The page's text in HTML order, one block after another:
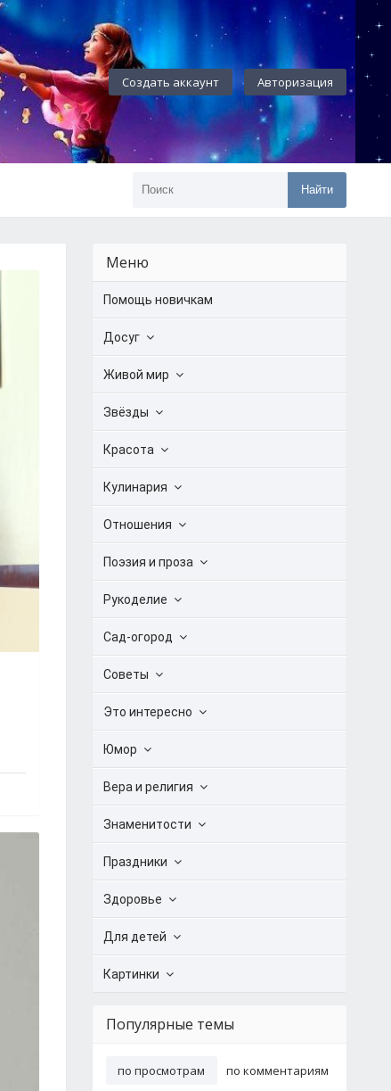
Создать аккаунт Авторизация
Найти
Меню
Помощь новичкам
Досуг
Живой мир
Звёзды
Красота
Кулинария
Отношения
Поэзия и проза
Рукоделие
Сад-огород
Советы
Это интересно
Юмор
Вера и религия
Знаменитости
Праздники
Здоровье
Для детей
Картинки
Популярные темы
по просмотрам по комментариям